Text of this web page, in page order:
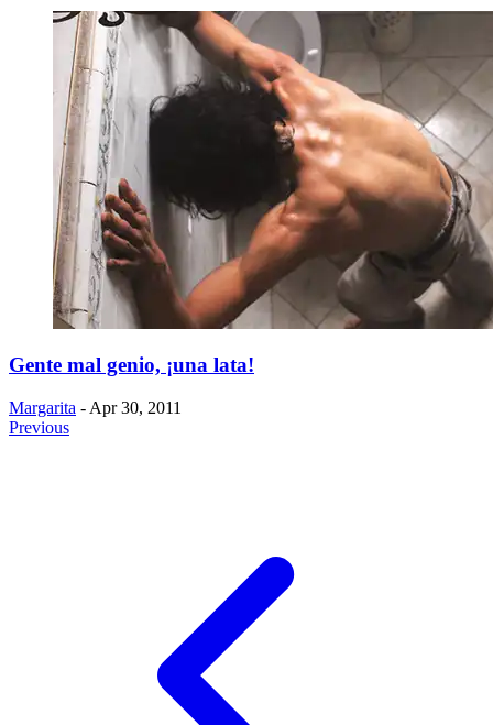
Gente mal genio, ¡una lata!
Margarita - Apr 30, 2011
Previous